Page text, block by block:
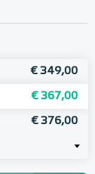
€ 349,00
€ 367,00
€ 376,00